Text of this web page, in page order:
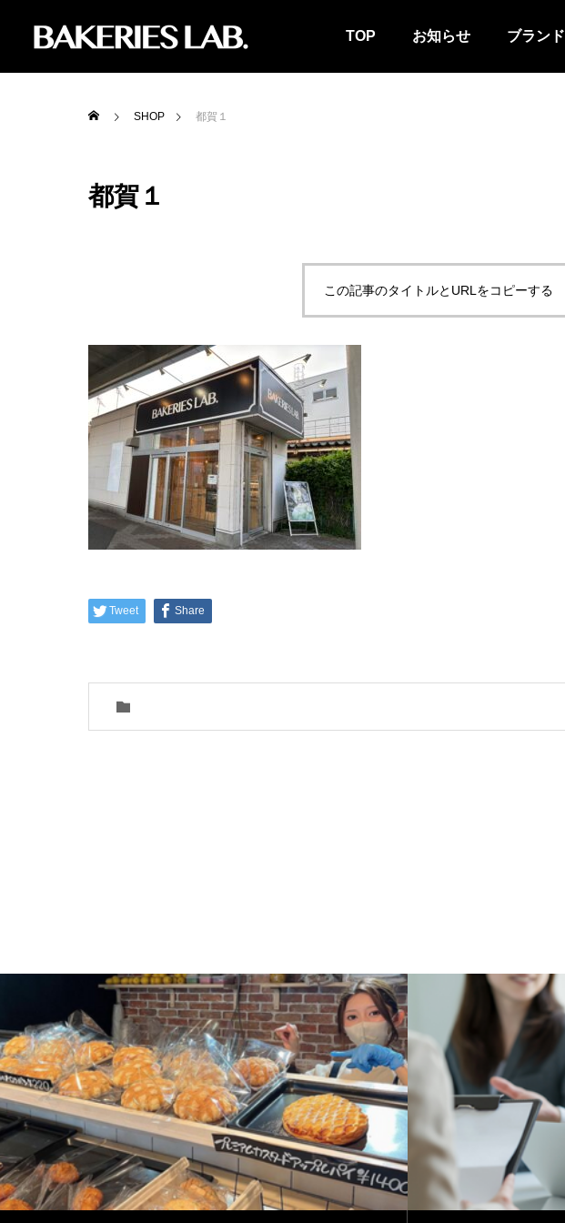
TOP お知らせ ブランド
SHOP 都賀１
都賀１
この記事のタイトルとURLをコピーする
Tweet Share